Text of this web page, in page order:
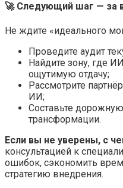
🚀 Следующий шаг — за
Не ждите «идеального
Проведите аудит
Найдите зону, где
ощутимую отдачу;
Рассмотрите
ИИ;
Составьте
трансформации.
Если вы не уверены, с
консультацией к
ошибок, сэкономить
стратегию внедрения.